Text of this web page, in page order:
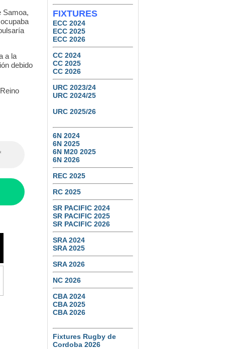
Samoa,
a la
debido
FIXTURES
ECC 2024
ECC 2025
ECC 2026
CC 2024
CC 2025
CC 2026
URC 2023/24
URC 2024/25
URC 2025/26
6N 2024
6N 2025
6N M20 2025
6N 2026
REC 2025
RC 2025
SR PACIFIC 2024
SR PACIFIC 2025
SR PACIFIC 2026
SRA 2024
SRA 2025
SRA 2026
NC 2026
CBA 2024
CBA 2025
CBA 2026
Fixtures Rugby de
Cordoba 2026